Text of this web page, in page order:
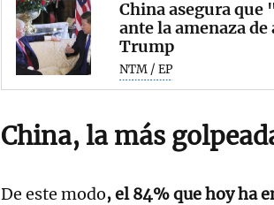
China asegura
ante la amenaza
Trump
NTM / EP
China, la más
De este modo, el 84% que hoy ha